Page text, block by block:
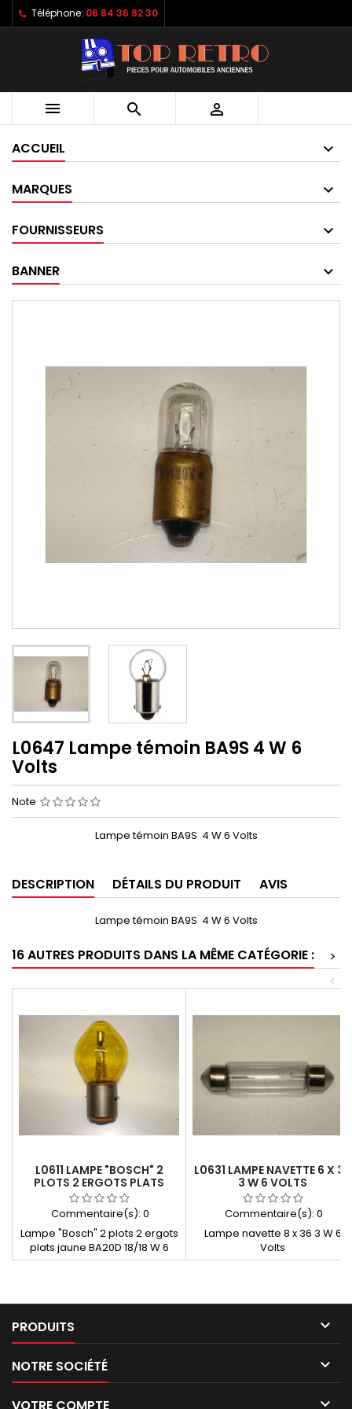
Téléphone: 06 84 36 82 30
  
ACCUEIL
MARQUES
FOURNISSEURS
BANNER
L0647 Lampe témoin BA9S 4 W 6
Volts
Note
Lampe témoin BA9S 4 W 6 Volts
DESCRIPTION DÉTAILS DU PRODUIT AVIS
Lampe témoin BA9S 4 W 6 Volts
16 AUTRES PRODUITS DANS LA MÊME CATÉGORIE :
>
<
L0611 LAMPE "BOSCH" 2
PLOTS 2 ERGOTS PLATS
JAUNE BA20D 18/18 W 6
VOLTS
Commentaire(s): 0
Lampe "Bosch" 2 plots 2 ergots
plats jaune BA20D 18/18 W 6
Volts
L0631 LAMPE NAVETTE 6 X 36
3 W 6 VOLTS
Commentaire(s): 0
Lampe navette 8 x 36 3 W 6
Volts
PRODUITS 
NOTRE SOCIÉTÉ 
